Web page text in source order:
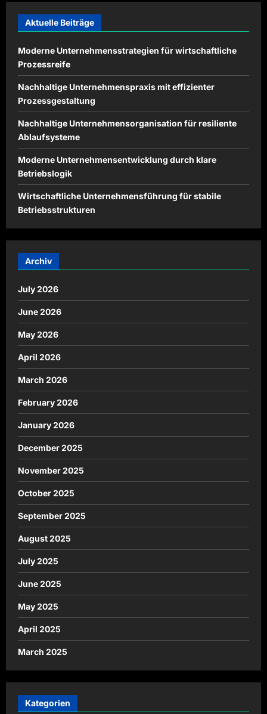
Aktuelle Beiträge
Moderne Unternehmensstrategien für wirtschaftliche
Prozessreife
Nachhaltige Unternehmenspraxis mit effizienter
Prozessgestaltung
Nachhaltige Unternehmensorganisation für resiliente
Ablaufsysteme
Moderne Unternehmensentwicklung durch klare
Betriebslogik
Wirtschaftliche Unternehmensführung für stabile
Betriebsstrukturen
Archiv
July 2026
June 2026
May 2026
April 2026
March 2026
February 2026
January 2026
December 2025
November 2025
October 2025
September 2025
August 2025
July 2025
June 2025
May 2025
April 2025
March 2025
Kategorien